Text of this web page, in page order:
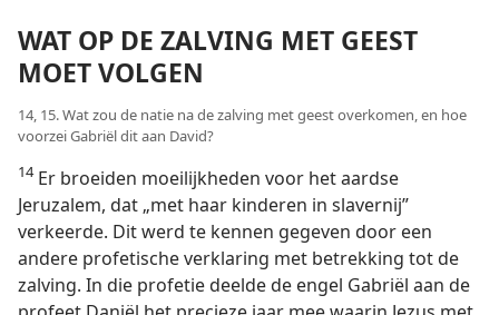
WAT OP DE ZALVING MET GEEST
MOET VOLGEN
14, 15. Wat zou de natie na de zalving met geest overkomen, en hoe
voorzei Gabriël dit aan David?
14Er broeiden moeilijkheden voor het aardse
Jeruzalem, dat „met haar kinderen in slavernij”
verkeerde. Dit werd te kennen gegeven door een
andere profetische verklaring met betrekking tot de
zalving. In die profetie deelde de engel Gabriël aan de